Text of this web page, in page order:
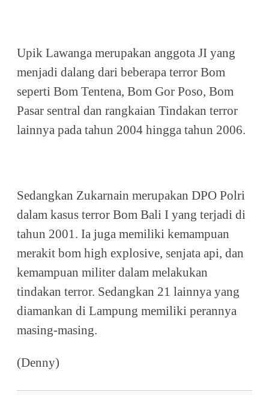
Upik Lawanga merupakan anggota JI yang
menjadi dalang dari beberapa terror Bom
seperti Bom Tentena, Bom Gor Poso, Bom
Pasar sentral dan rangkaian Tindakan terror
lainnya pada tahun 2004 hingga tahun 2006.
Sedangkan Zukarnain merupakan DPO Polri
dalam kasus terror Bom Bali I yang terjadi di
tahun 2001. Ia juga memiliki kemampuan
merakit bom high explosive, senjata api, dan
kemampuan militer dalam melakukan
tindakan terror. Sedangkan 21 lainnya yang
diamankan di Lampung memiliki perannya
masing-masing.
(Denny)